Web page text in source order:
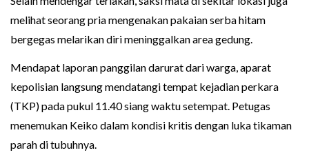
melihat seorang pria mengenakan pakaian serba hitam
bergegas melarikan diri meninggalkan area gedung.
Mendapat laporan panggilan darurat dari warga, aparat
kepolisian langsung mendatangi tempat kejadian perkara
(TKP) pada pukul 11.40 siang waktu setempat. Petugas
menemukan Keiko dalam kondisi kritis dengan luka tikaman
parah di tubuhnya.